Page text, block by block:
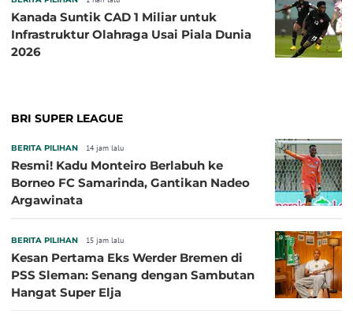
Kanada Suntik CAD 1 Miliar untuk
Infrastruktur Olahraga Usai Piala Dunia
2026
BRI SUPER LEAGUE
BERITA PILIHAN 14 jam lalu
Resmi! Kadu Monteiro Berlabuh ke
Borneo FC Samarinda, Gantikan Nadeo
Argawinata
BERITA PILIHAN 15 jam lalu
Kesan Pertama Eks Werder Bremen di
PSS Sleman: Senang dengan Sambutan
Hangat Super Elja